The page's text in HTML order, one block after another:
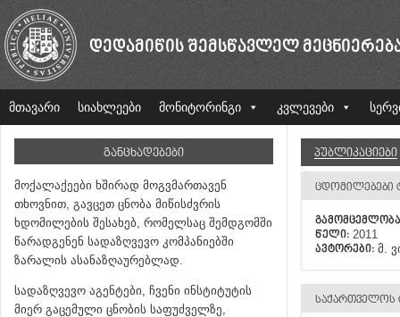
ᲓᲔᲓᲐᲛᲘᲬᲘᲡ ᲨᲔᲛᲡᲬᲐᲕᲚᲔᲚ
მთავარი სიახლეები მონიტორინგი კვლევები
ᲒᲐᲜᲪᲮᲐᲓᲔᲑᲔᲑᲘ
მოქალაქეები ხშირად მოგვმართავენ
თხოვნით, გავცეთ ცნობა მიწისძვრის
ხდომილების შესახებ, რომელსაც შემდგომში
წარადგენენ სადაზღვევო კომპანიებში
ზარალის ასანაზღაურებლად.
სადაზღვევო აგენტები, ჩვენი ინსტიტუტის
მიერ გაცემული ცნობის საფუძველზე,
ᲞᲣᲑᲚᲘᲙᲐᲪᲘᲔᲑᲘ
ᲪᲓᲝᲛᲘᲚᲔᲑᲔᲑᲘ
ᲬᲔᲚᲘ: 2011
ᲐᲕᲢᲝᲠᲔᲑᲘ: მ.
ᲡᲐᲥᲐᲠᲗᲕᲔᲚᲝᲡ